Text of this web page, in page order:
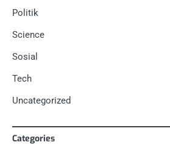
Politik
Science
Sosial
Tech
Uncategorized
Categories